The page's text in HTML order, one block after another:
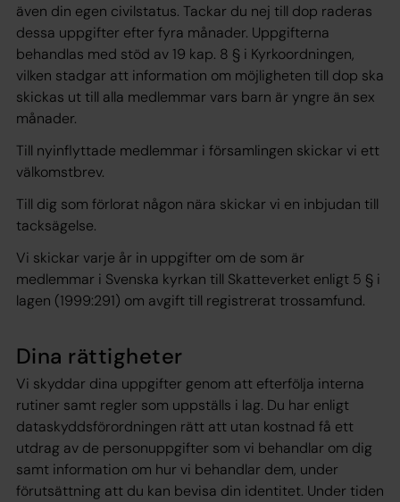
även din egen civilstatus. Tackar du nej till dop raderas
dessa uppgifter efter fyra månader. Uppgifterna
behandlas med stöd av 19 kap. 8 § i Kyrkoordningen,
vilken stadgar att information om möjligheten till dop ska
skickas ut till alla medlemmar vars barn är yngre än sex
månader.
Till nyinflyttade medlemmar i församlingen skickar vi ett
välkomstbrev.
Till dig som förlorat någon nära skickar vi en inbjudan till
tacksägelse.
Vi skickar varje år in uppgifter om de som är
medlemmar i Svenska kyrkan till Skatteverket enligt 5 § i
lagen (1999:291) om avgift till registrerat trossamfund.
Dina rättigheter
Vi skyddar dina uppgifter genom att efterfölja interna
rutiner samt regler som uppställs i lag. Du har enligt
dataskyddsförordningen rätt att utan kostnad få ett
utdrag av de personuppgifter som vi behandlar om dig
samt information om hur vi behandlar dem, under
förutsättning att du kan bevisa din identitet. Under tiden